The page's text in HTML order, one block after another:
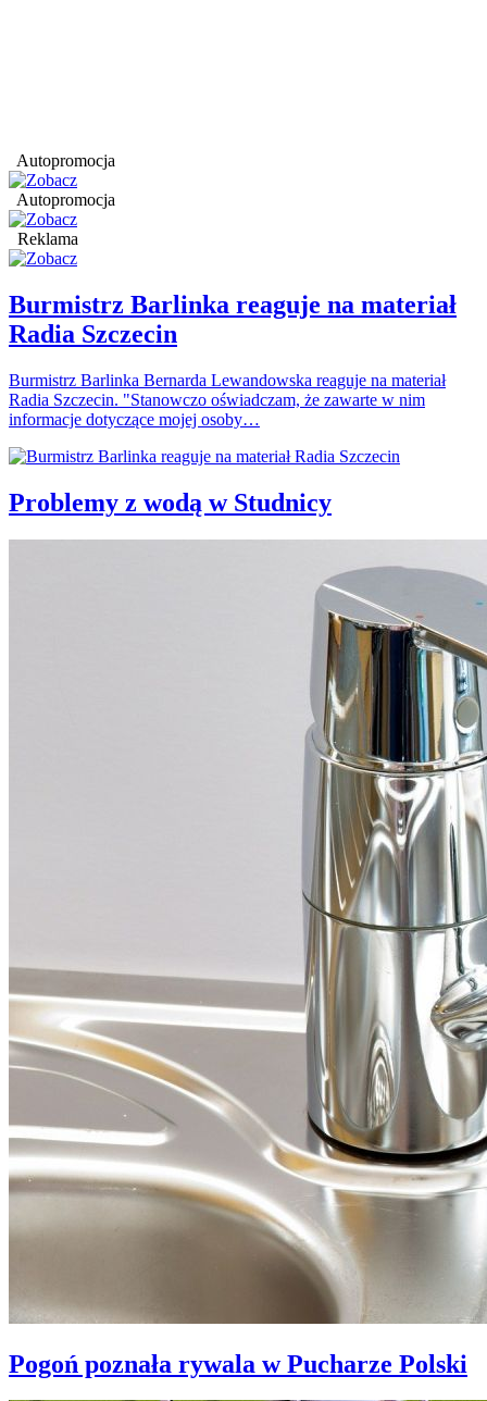
Autopromocja
Autopromocja
Reklama
Burmistrz Barlinka reaguje na materiał
Radia Szczecin
Burmistrz Barlinka Bernarda Lewandowska reaguje na materiał
Radia Szczecin. "Stanowczo oświadczam, że zawarte w nim
informacje dotyczące mojej osoby…
Problemy z wodą w Studnicy
Pogoń poznała rywala w Pucharze Polski